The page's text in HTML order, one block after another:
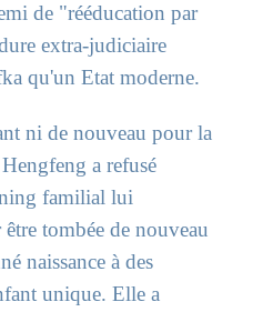
de "rééducation par
extra-judiciaire
qu'un Etat moderne.
ni de nouveau pour la
a refusé
familial lui
tombée de nouveau
naissance à des
unique. Elle a